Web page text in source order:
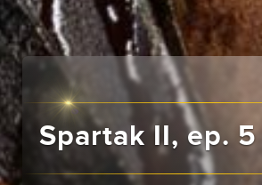
Spartak II, ep. 5